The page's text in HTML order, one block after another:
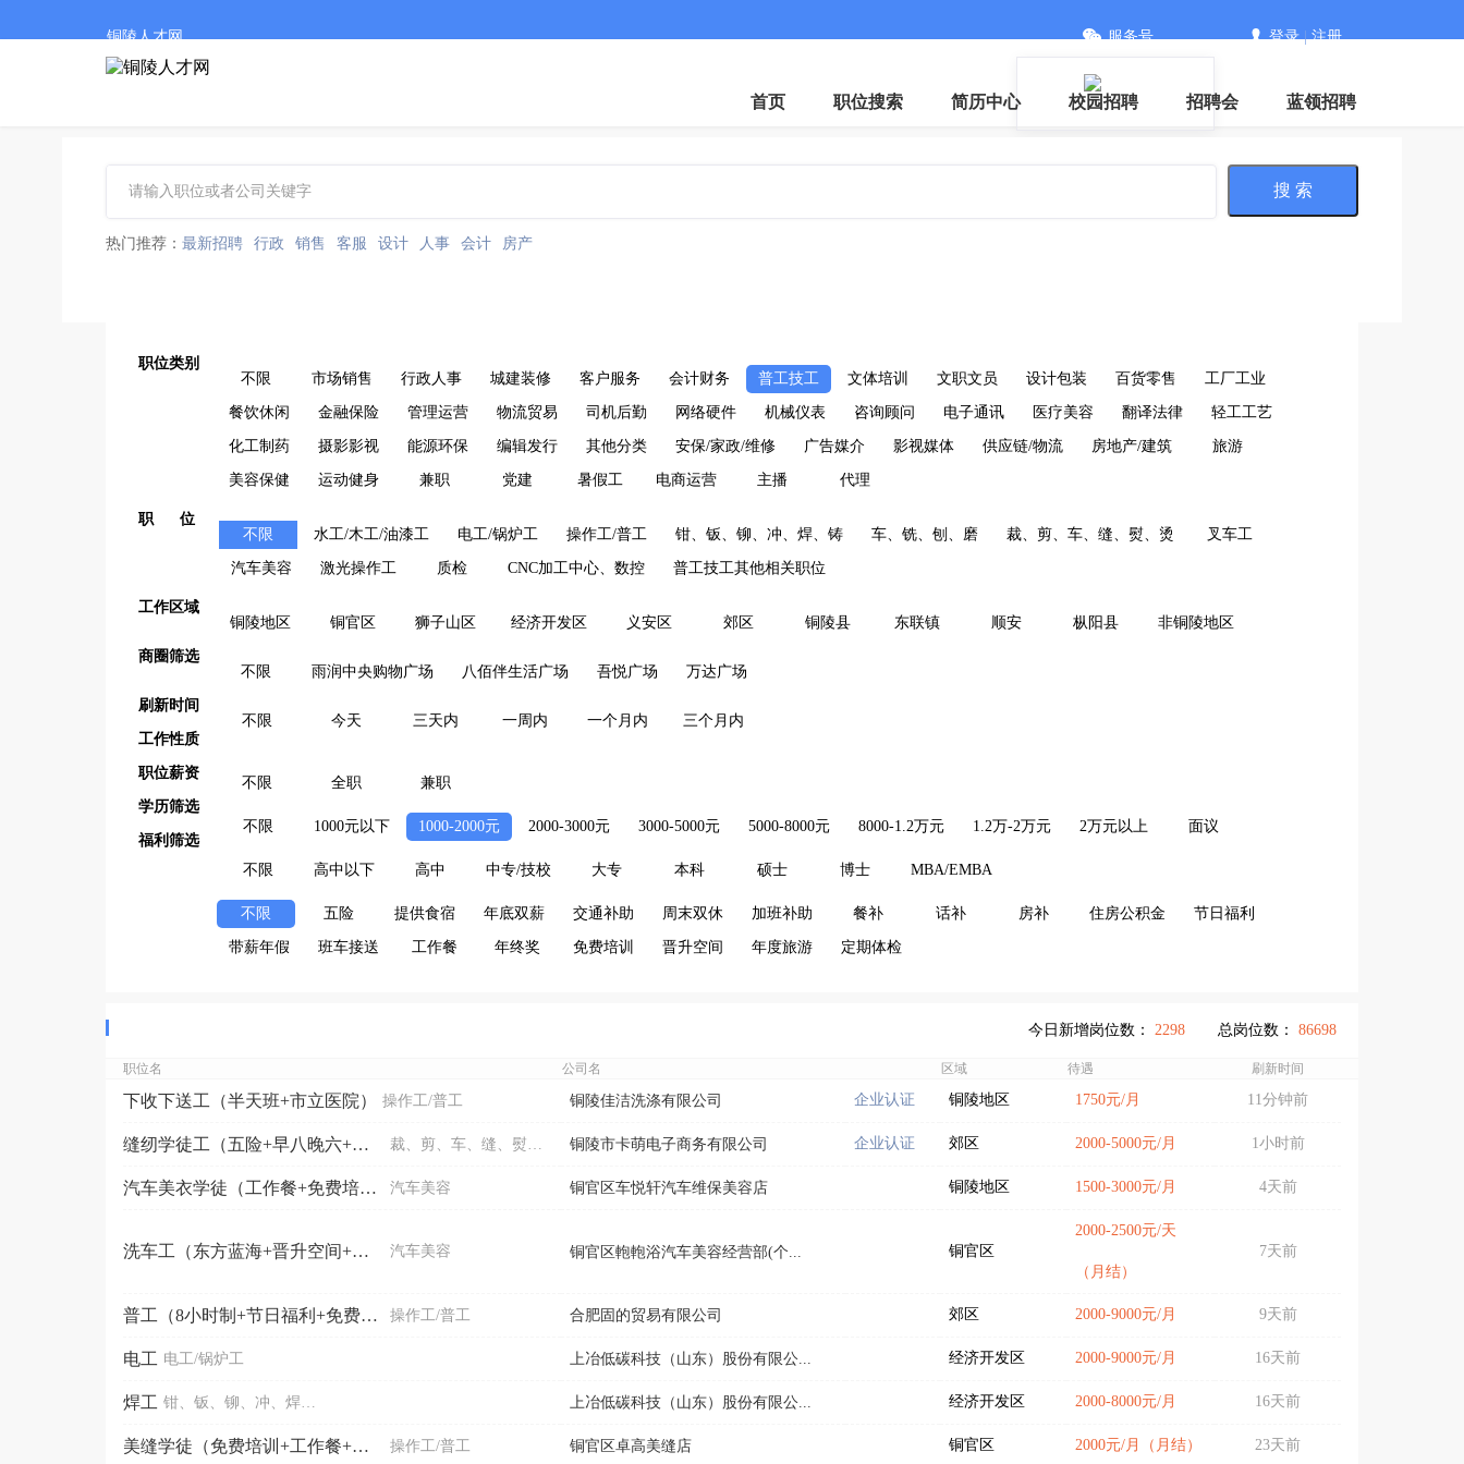
铜陵人才网
客服微信
服务号 登录|注册
首页 职位搜索 简历中心 校园招聘 招聘会 蓝领招聘
搜 索
热门推荐： 最新招聘 行政 销售 客服 设计 人事 会计 房产
职位类别
不限
市场销售 行政人事 城建装修 客户服务 会计财务 普工技工 文体培训 文职文员 设计包装 百货零售 工厂工业
餐饮休闲 金融保险 管理运营 物流贸易 司机后勤 网络硬件 机械仪表 咨询顾问 电子通讯 医疗美容 翻译法律 轻工工艺
化工制药 摄影影视 能源环保 编辑发行 其他分类 安保/家政/维修 广告媒介 影视媒体 供应链/物流 房地产/建筑 旅游
美容保健 运动健身 兼职 党建 暑假工 电商运营 主播 代理
职 位
不限
水工/木工/油漆工 电工/锅炉工 操作工/普工 钳、钣、铆、冲、焊、铸 车、铣、刨、磨 裁、剪、车、缝、熨、烫 叉车工
汽车美容 激光操作工 质检 CNC加工中心、数控 普工技工其他相关职位
工作区域
铜陵地区
铜官区 狮子山区 经济开发区 义安区 郊区 铜陵县 东联镇 顺安 枞阳县 非铜陵地区
商圈筛选
不限
雨润中央购物广场 八佰伴生活广场 吾悦广场 万达广场
刷新时间
不限
今天 三天内 一周内 一个月内
三个月内
工作性质
不限 全职 兼职
职位薪资
不限 1000元以下 1000-2000元 2000-3000元 3000-5000元 5000-8000元 8000-1.2万元 1.2万-2万元 2万元以上 面议
学历筛选
不限 高中以下 高中 中专/技校 大专 本科 硕士 博士 MBA/EMBA
福利筛选
不限 五险 提供食宿 年底双薪 交通补助 周末双休 加班补助 餐补 话补 房补 住房公积金 节日福利
带薪年假 班车接送 工作餐 年终奖 免费培训 晋升空间 年度旅游 定期体检
总岗位数： 86698
今日新增岗位数： 2298
职位名 公司名 区域 待遇 刷新时间
下收下送工（半天班+市立医院） 操作工/普工 铜陵佳洁洗涤有限公司 企业认证 铜陵地区 1750元/月 11分钟前
缝纫学徒工（五险+早八晚六+罗家村附近） 铜陵市卡萌电子商务有限公司 企业认证 郊区 2000-5000元/月 1小时前
汽车美衣学徒（工作餐+免费培训） 汽车美容 铜官区车悦轩汽车维保美容店 铜陵地区 1500-3000元/月 4天前
洗车工（东方蓝海+晋升空间+节日福利） 汽车美容 铜官区軳軳浴汽车美容经营部(个... 铜官区
2000-2500元/天
（月结）
7天前
普工（8小时制+节日福利+免费培训+郊区） 操作工/普工 合肥固的贸易有限公司 郊区 2000-9000元/月 9天前
电工 电工/锅炉工 上冶低碳科技（山东）股份有限公... 经济开发区 2000-9000元/月 16天前
焊工 上冶低碳科技（山东）股份有限公... 经济开发区 2000-8000元/月 16天前
美缝学徒（免费培训+工作餐+节日福利） 操作工/普工 铜官区卓高美缝店 铜官区 2000元/月（月结） 23天前